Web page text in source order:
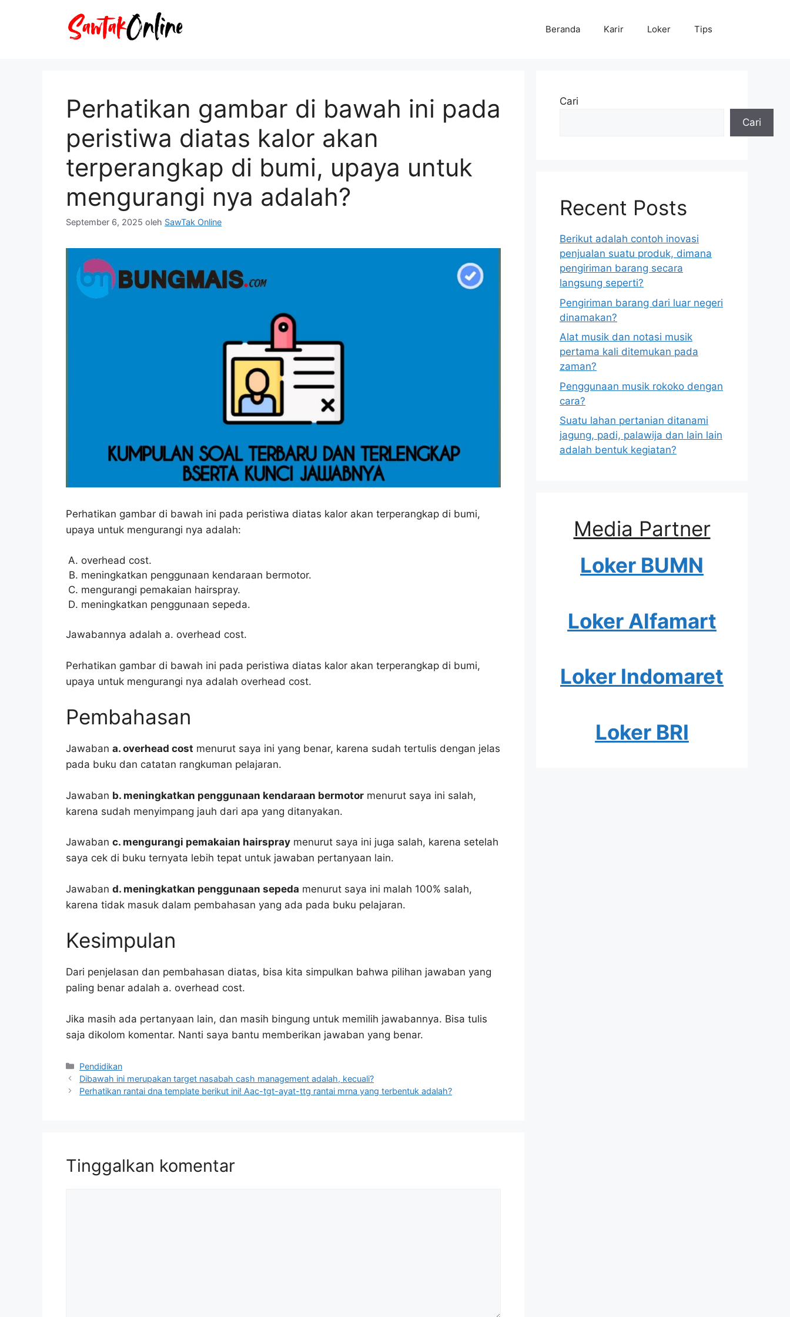
Beranda Karir Loker Tips
Perhatikan gambar di bawah ini pada
peristiwa diatas kalor akan
terperangkap di bumi, upaya untuk
mengurangi nya adalah?
September 6, 2025 oleh SawTak Online
Perhatikan gambar di bawah ini pada peristiwa diatas kalor akan terperangkap di bumi,
upaya untuk mengurangi nya adalah:
overhead cost.
meningkatkan penggunaan kendaraan bermotor.
mengurangi pemakaian hairspray.
meningkatkan penggunaan sepeda.
Jawabannya adalah a. overhead cost.
Perhatikan gambar di bawah ini pada peristiwa diatas kalor akan terperangkap di bumi,
upaya untuk mengurangi nya adalah overhead cost.
Pembahasan
Jawaban a. overhead cost menurut saya ini yang benar, karena sudah tertulis dengan jelas
pada buku dan catatan rangkuman pelajaran.
Jawaban b. meningkatkan penggunaan kendaraan bermotor menurut saya ini salah,
karena sudah menyimpang jauh dari apa yang ditanyakan.
Jawaban c. mengurangi pemakaian hairspray menurut saya ini juga salah, karena setelah
saya cek di buku ternyata lebih tepat untuk jawaban pertanyaan lain.
Jawaban d. meningkatkan penggunaan sepeda menurut saya ini malah 100% salah,
karena tidak masuk dalam pembahasan yang ada pada buku pelajaran.
Kesimpulan
Dari penjelasan dan pembahasan diatas, bisa kita simpulkan bahwa pilihan jawaban yang
paling benar adalah a. overhead cost.
Jika masih ada pertanyaan lain, dan masih bingung untuk memilih jawabannya. Bisa tulis
saja dikolom komentar. Nanti saya bantu memberikan jawaban yang benar.
Kategori
Pendidikan
Dibawah ini merupakan target nasabah cash management adalah, kecuali?
Perhatikan rantai dna template berikut ini! Aac-tgt-ayat-ttg rantai mrna yang terbentuk adalah?
Tinggalkan komentar
Cari
Cari
Recent Posts
Berikut adalah contoh inovasi
penjualan suatu produk, dimana
pengiriman barang secara
langsung seperti?
Pengiriman barang dari luar negeri
dinamakan?
Alat musik dan notasi musik
pertama kali ditemukan pada
zaman?
Penggunaan musik rokoko dengan
cara?
Suatu lahan pertanian ditanami
jagung, padi, palawija dan lain lain
adalah bentuk kegiatan?
Media Partner
Loker BUMN
Loker Alfamart
Loker Indomaret
Loker BRI